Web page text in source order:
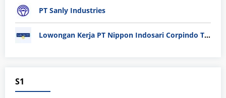
PT Sanly Industries
Lowongan Kerja PT Nippon Indosari Corpindo Tbk. Bulan Agustus 2026
S1